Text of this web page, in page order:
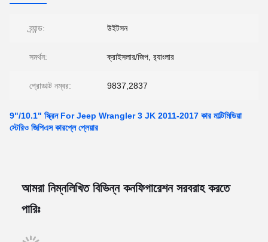
ব্র্যান্ড: উইটসন
সমর্থন: ক্রাইসলার/জিপ, র‍্যাংলার
প্রোডাক্ট নম্বর: 9837,2837
9"/10.1" স্ক্রিন For Jeep Wrangler 3 JK 2011-2017 কার মাল্টিমিডিয়া
স্টেরিও জিপিএস কারপ্লে প্লেয়ার
আমরা নিম্নলিখিত বিভিন্ন কনফিগারেশন সরবরাহ করতে
পারিঃ